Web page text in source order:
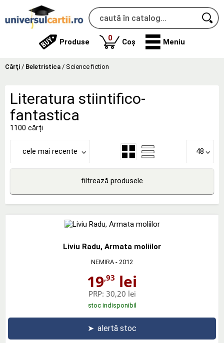
Produse 0produse
Coș Meniu
Cărţi / Beletristica / Science fiction
Literatura stiintifico-
fantastica
1100 cărți
cele mai recente 48
filtrează produsele
Liviu Radu, Armata moliilor
NEMIRA - 2012
19,93 lei
PRP: 30,20 lei
stoc indisponibil
➤ alertă stoc